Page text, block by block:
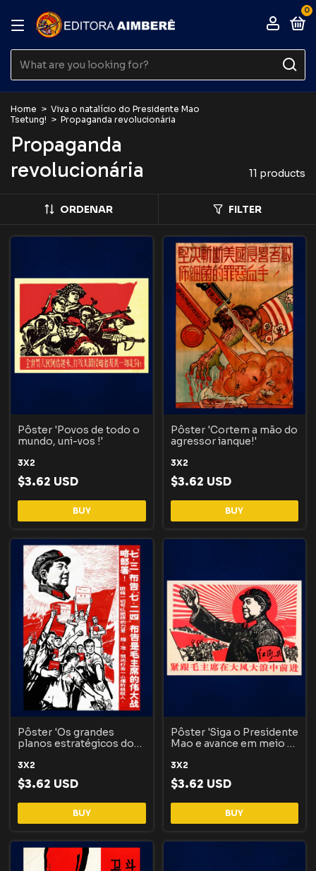
0
Home > Viva o natalício do Presidente Mao
Tsetung! > Propaganda revolucionária
Propaganda
revolucionária
11 products
ORDENAR FILTER
Pôster 'Povos de todo o
mundo, uni-vos !'
3X2
$3.62 USD
BUY
Pôster 'Cortem a mão do
agressor ianque!'
3X2
$3.62 USD
BUY
Pôster 'Os grandes
planos estratégicos do
3X2
$3.62 USD
BUY
Pôster 'Siga o Presidente
Mao e avance em meio a
3X2
$3.62 USD
BUY